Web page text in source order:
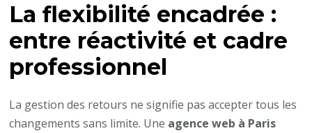
La flexibilité encadrée :
entre réactivité et cadre
professionnel
La gestion des retours ne signifie pas accepter tous les
changements sans limite. Une agence web à Paris